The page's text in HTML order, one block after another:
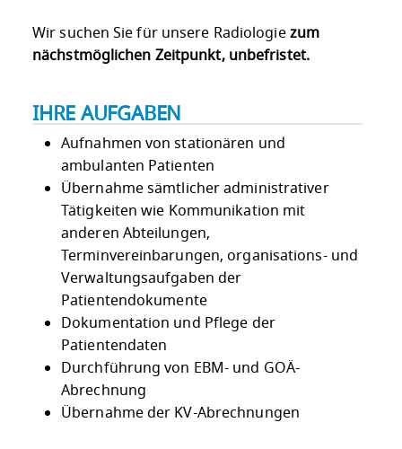
Wir suchen Sie für unsere Radiologiezum
nächstmöglichen Zeitpunkt, unbefristet.
IHRE AUFGABEN
Aufnahmen von stationären und
ambulanten Patienten
Übernahme sämtlicher administrativer
Tätigkeiten wie Kommunikation mit
anderen Abteilungen,
Terminvereinbarungen, organisations- und
Verwaltungsaufgaben der
Patientendokumente
Dokumentation und Pflege der
Patientendaten
Durchführung von EBM- und GOÄ-
Abrechnung
Übernahme der KV-Abrechnungen